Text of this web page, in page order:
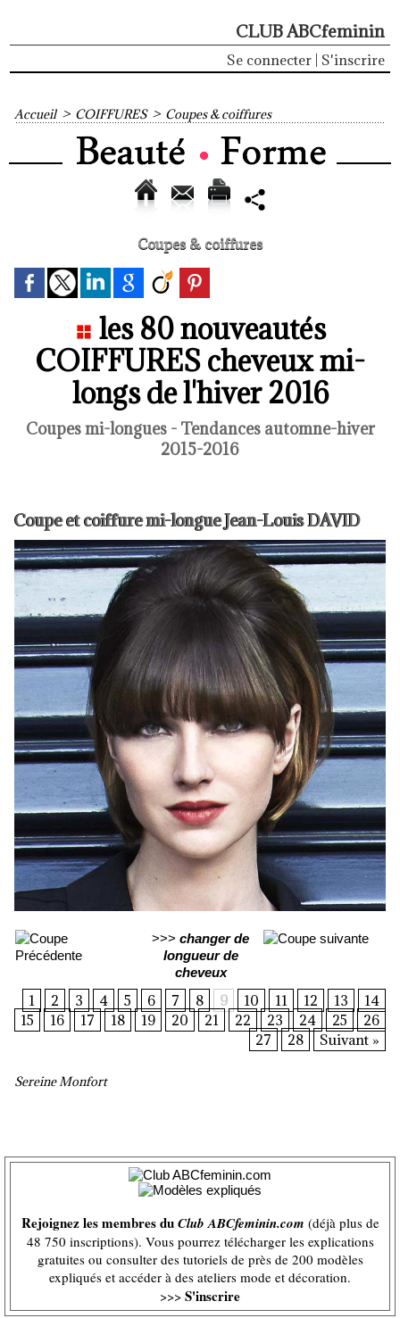
CLUB ABCfeminin
Se connecter S'inscrire
Accueil > COIFFURES > Coupes & coiffures
Coupes & coiffures
les 80 nouveautés
COIFFURES cheveux mi-
longs de l'hiver 2016
Coupes mi-longues - Tendances automne-hiver
2015-2016
Coupe et coiffure mi-longue Jean-Louis DAVID
>>> changer de
longueur de
cheveux
1 2 3 4 5 6 7 8 9 10 11 12 13
14
15
16 17 18 19 20 21 22 23 24 25
26
27
28 Suivant »
Sereine Monfort
Rejoignez les membres duClub ABCfeminin.com (déjà plus de
48 750 inscriptions). Vous pourrez télécharger les explications
gratuites ou consulter des tutoriels de près de 200 modèles
expliqués et accéder à des ateliers mode et décoration.
>>> S'inscrire